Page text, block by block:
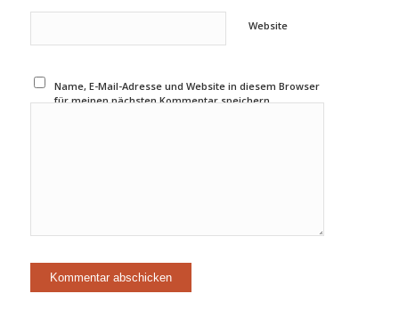
Website
Name, E-Mail-Adresse und Website in diesem Browser
für meinen nächsten Kommentar speichern.